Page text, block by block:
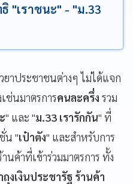
"เราชนะ" - "ม.33
าประชาชนต่างๆ ไม่ได้แจก
ช่นมาตรการคนละครึ่ง รวม
" และ "ม.33 เรารักกัน" ที่
น "เป๋าตัง" และสำหรับการ
ค้าที่เข้าร่วมมาตรการ ทั้ง
งเงินประชารัฐ ร้านค้า